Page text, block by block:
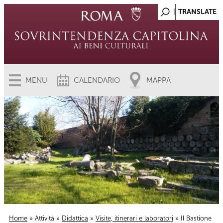
MENU CALENDARIO MAPPA
Home » Attività » Didattica » Visite, itinerari e laboratori » Il Bastione